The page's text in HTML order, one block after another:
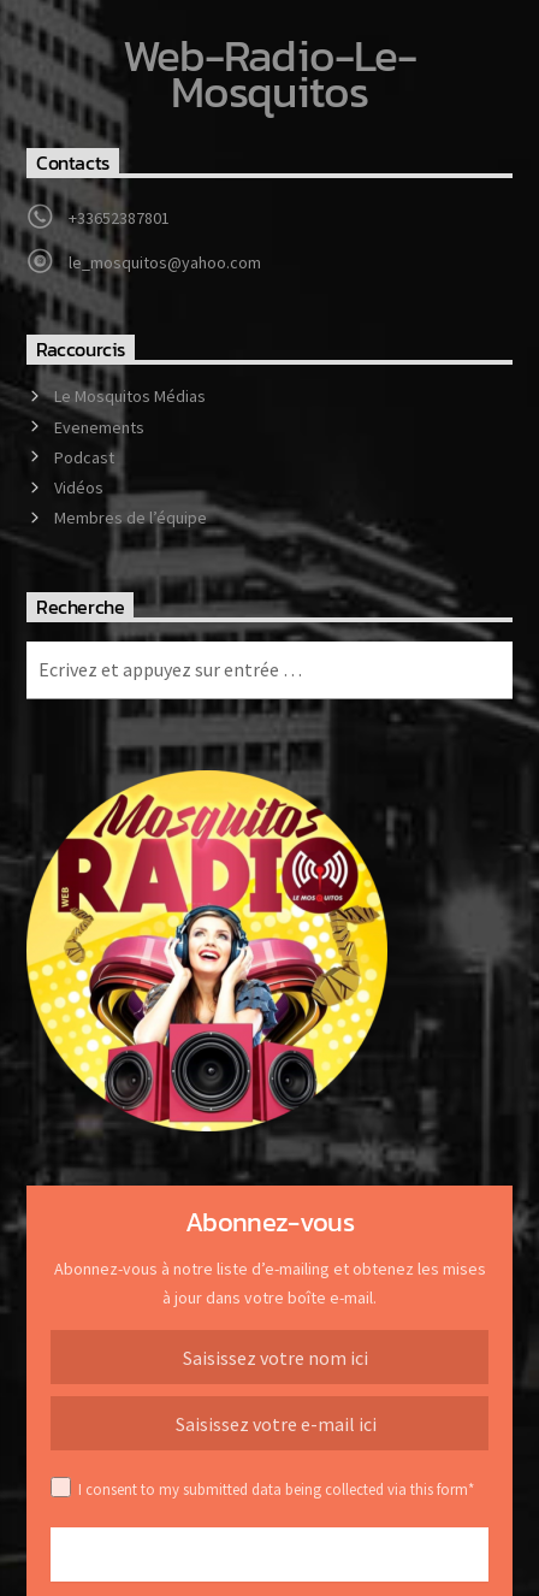
Web-Radio-Le-
Mosquitos
Contacts
+33652387801
le_mosquitos@yahoo.com
Raccourcis
Le Mosquitos Médias
Evenements
Podcast
Vidéos
Membres de l’équipe
Recherche
Abonnez-vous
Abonnez-vous à notre liste d’e-mailing et obtenez les mises
à jour dans votre boîte e-mail.
I consent to my submitted data being collected via this form*